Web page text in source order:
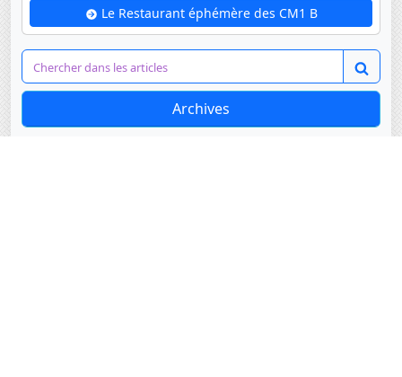
Le Restaurant éphémère des CM1 B
Archives